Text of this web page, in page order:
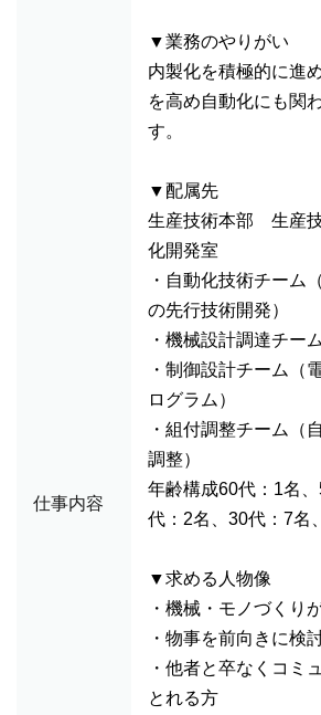
仕事内容
▼業務のやりがい
内製化を積極的に進
を高め自動化にも関
す。
▼配属先
生産技術本部 生産
化開発室
・自動化技術チーム
の先行技術開発）
・機械設計調達チー
・制御設計チーム（
ログラム）
・組付調整チーム（
調整）
年齢構成60代：1名
代：2名、30代：7名
▼求める人物像
・機械・モノづくり
・物事を前向きに検
・他者と卒なくコミ
とれる方